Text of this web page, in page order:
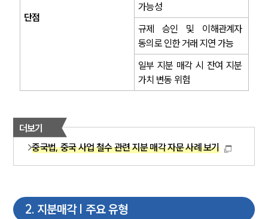
단점
가능성
규제 승인 및 이해관계자
동의로 인한 거래 지연 가능
일부 지분 매각 시 잔여 지분
가치 변동 위험
더보기
중국법, 중국 사업 철수 관련 지분 매각 자문 사례 보기
2. 지분매각 | 주요 유형